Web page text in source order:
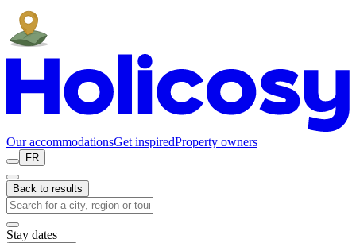
Our accommodationsGet inspiredProperty owners
FR
Back to results
Stay dates